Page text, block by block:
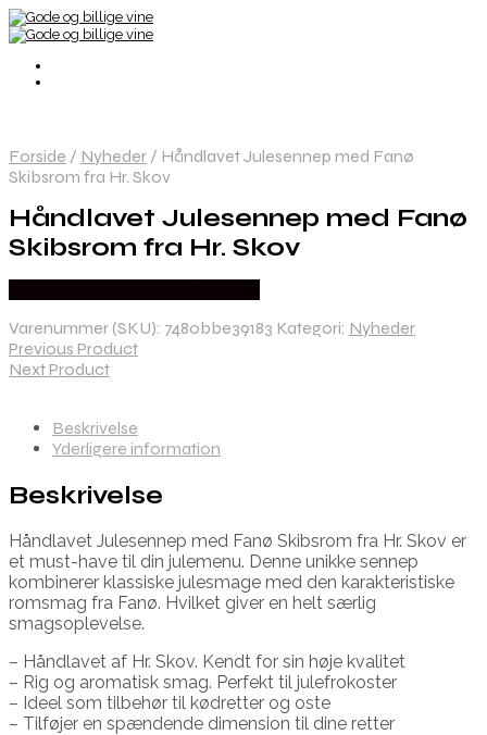
Forside / Nyheder / Håndlavet Julesennep med Fanø
Skibsrom fra Hr. Skov
Håndlavet Julesennep med Fanø
Skibsrom fra Hr. Skov
Varenummer (SKU): 7480bbe39183 Kategori: Nyheder
Previous Product
Next Product
Beskrivelse
Yderligere information
Beskrivelse
Håndlavet Julesennep med Fanø Skibsrom fra Hr. Skov er
et must-have til din julemenu. Denne unikke sennep
kombinerer klassiske julesmage med den karakteristiske
romsmag fra Fanø. Hvilket giver en helt særlig
smagsoplevelse.
– Håndlavet af Hr. Skov. Kendt for sin høje kvalitet
– Rig og aromatisk smag. Perfekt til julefrokoster
– Ideel som tilbehør til kødretter og oste
– Tilføjer en spændende dimension til dine retter